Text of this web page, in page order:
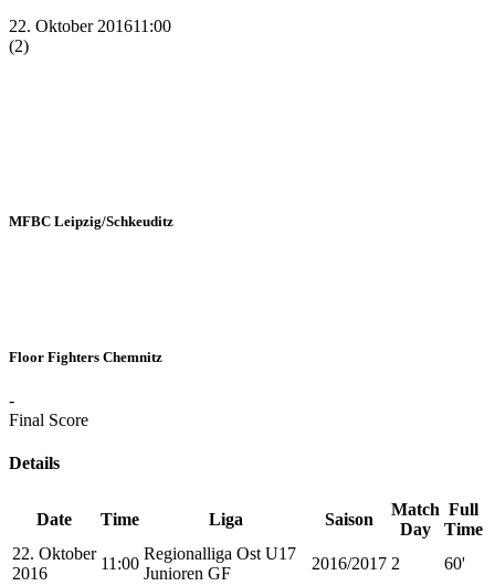
22. Oktober 201611:00
(2)
MFBC Leipzig/Schkeuditz
Floor Fighters Chemnitz
-
Final Score
Details
Date Time Liga Saison
Match
Day
Full
Time
22. Oktober
2016
11:00
Regionalliga Ost U17
Junioren GF
2016/2017 2 60'